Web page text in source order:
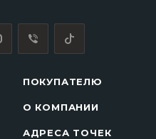
ПОКУПАТЕЛЮ
О КОМПАНИИ
АДРЕСА ТОЧЕК